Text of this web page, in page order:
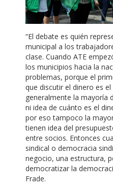
“El debate es quién
municipal a los
clase. Cuando ATE
los municipios hacia la
problemas, porque el
que discutir el dinero es
generalmente la mayoría
ni idea de cuánto es el
por eso tampoco la
tienen idea del
entre socios. Entonces
sindical o democracia
negocio, una estructura,
democratizar la
Frade.